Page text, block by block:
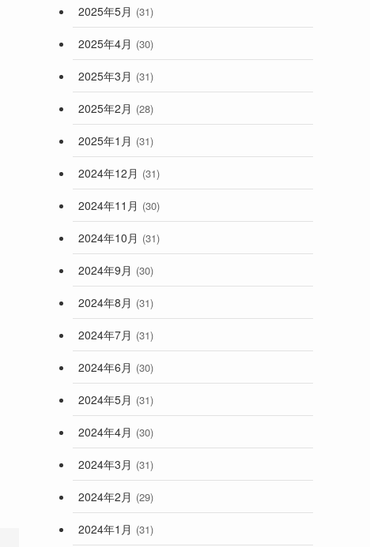
2025年5月 (31)
2025年4月 (30)
2025年3月 (31)
2025年2月 (28)
2025年1月 (31)
2024年12月 (31)
2024年11月 (30)
2024年10月 (31)
2024年9月 (30)
2024年8月 (31)
2024年7月 (31)
2024年6月 (30)
2024年5月 (31)
2024年4月 (30)
2024年3月 (31)
2024年2月 (29)
2024年1月 (31)